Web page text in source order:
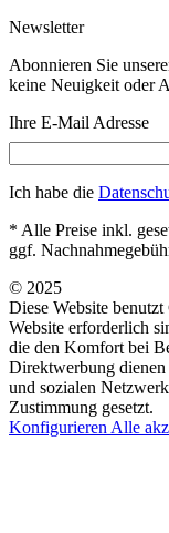
Newsletter
Abonnieren Sie
keine Neuigkeit oder
Ihre E-Mail Adresse
Ich habe die
* Alle Preise inkl.
ggf.
© 2025
Diese Website
Website erforderlich
die den Komfort bei
Direktwerbung dienen
und sozialen
Zustimmung gesetzt.
Konfigurieren Alle